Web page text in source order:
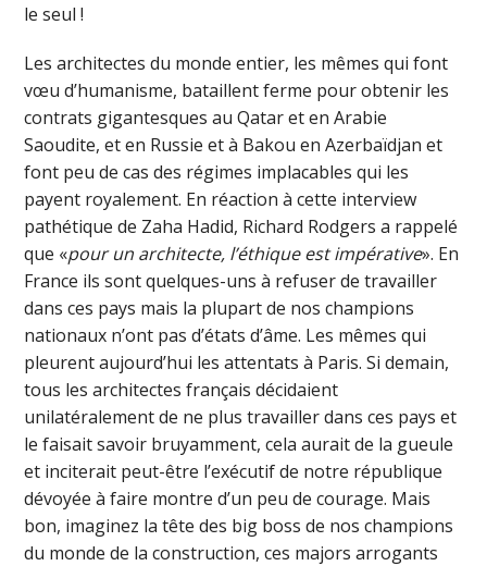
le seul !
Les architectes du monde entier, les mêmes qui font
vœu d’humanisme, bataillent ferme pour obtenir les
contrats gigantesques au Qatar et en Arabie
Saoudite, et en Russie et à Bakou en Azerbaïdjan et
font peu de cas des régimes implacables qui les
payent royalement. En réaction à cette interview
pathétique de Zaha Hadid, Richard Rodgers a rappelé
que «pour un architecte, l’éthique est impérative». En
France ils sont quelques-uns à refuser de travailler
dans ces pays mais la plupart de nos champions
nationaux n’ont pas d’états d’âme. Les mêmes qui
pleurent aujourd’hui les attentats à Paris. Si demain,
tous les architectes français décidaient
unilatéralement de ne plus travailler dans ces pays et
le faisait savoir bruyamment, cela aurait de la gueule
et inciterait peut-être l’exécutif de notre république
dévoyée à faire montre d’un peu de courage. Mais
bon, imaginez la tête des big boss de nos champions
du monde de la construction, ces majors arrogants